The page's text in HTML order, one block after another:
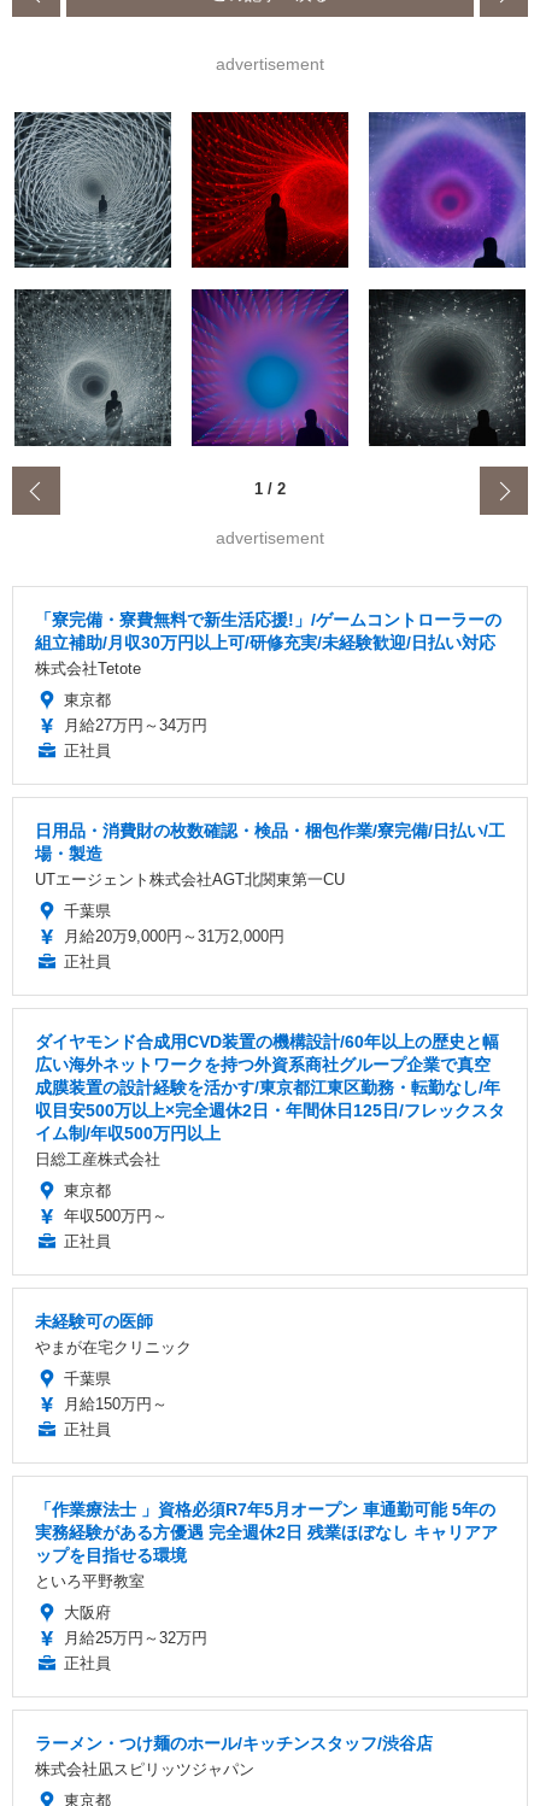
advertisement
1 / 2
advertisement
「寮完備・寮費無料で新生活応援!」/ゲームコントローラーの
組立補助/月収30万円以上可/研修充実/未経験歓迎/日払い対応
株式会社Tetote
東京都
月給27万円～34万円
正社員
日用品・消費財の枚数確認・検品・梱包作業/寮完備/日払い/工
場・製造
UTエージェント株式会社AGT北関東第一CU
千葉県
月給20万9,000円～31万2,000円
正社員
ダイヤモンド合成用CVD装置の機構設計/60年以上の歴史と幅
広い海外ネットワークを持つ外資系商社グループ企業で真空
成膜装置の設計経験を活かす/東京都江東区勤務・転勤なし/年
収目安500万以上×完全週休2日・年間休日125日/フレックスタ
イム制/年収500万円以上
日総工産株式会社
東京都
年収500万円～
正社員
未経験可の医師
やまが在宅クリニック
千葉県
月給150万円～
正社員
「作業療法士 」資格必須R7年5月オープン 車通勤可能 5年の
実務経験がある方優遇 完全週休2日 残業ほぼなし キャリアア
ップを目指せる環境
といろ平野教室
大阪府
月給25万円～32万円
正社員
ラーメン・つけ麺のホール/キッチンスタッフ/渋谷店
株式会社凪スピリッツジャパン
東京都